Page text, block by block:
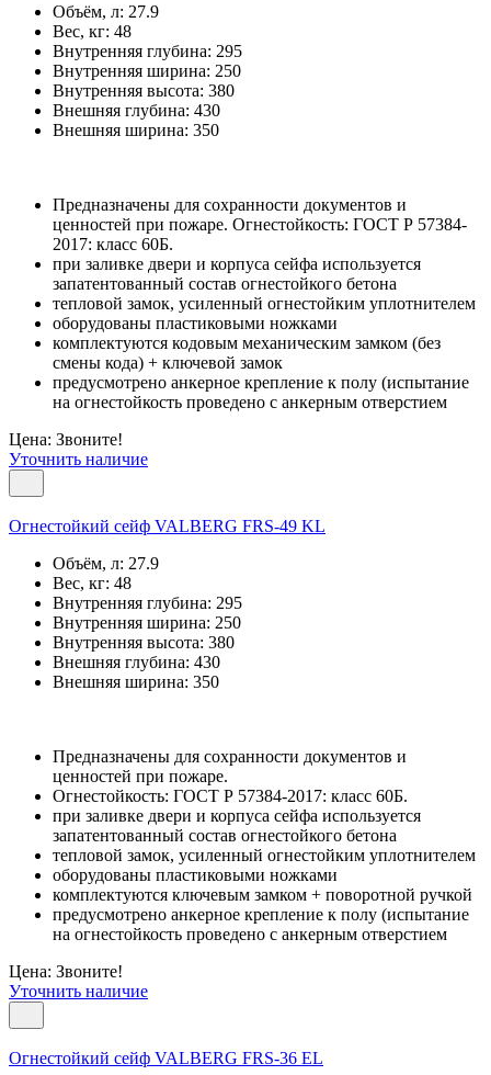
Объём, л: 27.9
Вес, кг: 48
Внутренняя глубина: 295
Внутренняя ширина: 250
Внутренняя высота: 380
Внешняя глубина: 430
Внешняя ширина: 350
Предназначены для сохранности документов и
ценностей при пожаре. Огнестойкость: ГОСТ Р 57384-
2017: класс 60Б.
при заливке двери и корпуса сейфа используется
запатентованный состав огнестойкого бетона
тепловой замок, усиленный огнестойким уплотнителем
оборудованы пластиковыми ножками
комплектуются кодовым механическим замком (без
смены кода) + ключевой замок
предусмотрено анкерное крепление к полу (испытание
на огнестойкость проведено с анкерным отверстием
Цена: Звоните!
Уточнить наличие
Огнестойкий сейф VALBERG FRS-49 KL
Объём, л: 27.9
Вес, кг: 48
Внутренняя глубина: 295
Внутренняя ширина: 250
Внутренняя высота: 380
Внешняя глубина: 430
Внешняя ширина: 350
Предназначены для сохранности документов и
ценностей при пожаре.
Огнестойкость: ГОСТ Р 57384-2017: класс 60Б.
при заливке двери и корпуса сейфа используется
запатентованный состав огнестойкого бетона
тепловой замок, усиленный огнестойким уплотнителем
оборудованы пластиковыми ножками
комплектуются ключевым замком + поворотной ручкой
предусмотрено анкерное крепление к полу (испытание
на огнестойкость проведено с анкерным отверстием
Цена: Звоните!
Уточнить наличие
Огнестойкий сейф VALBERG FRS-36 EL